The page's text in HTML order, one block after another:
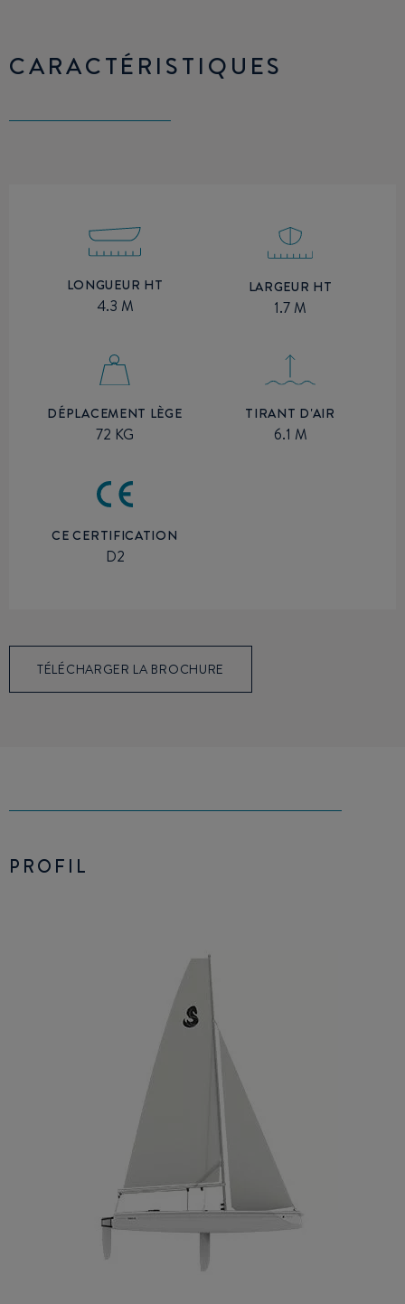
CARACTÉRISTIQUES
LONGUEUR HT
4.3 M
LARGEUR HT
1.7 M
DÉPLACEMENT LÈGE
72 KG
TIRANT D'AIR
6.1 M
CE CERTIFICATION
D2
TÉLÉCHARGER LA BROCHURE
PROFIL